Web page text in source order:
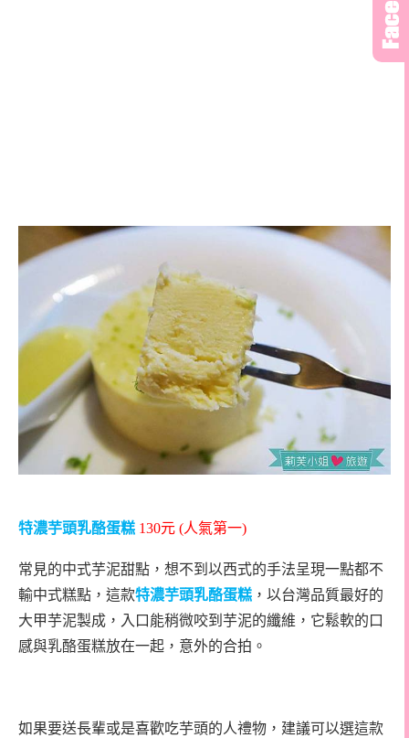
特濃芋頭乳酪蛋糕 130元 (人氣第一)
常見的中式芋泥甜點，想不到以西式的手法呈現一點都不
輸中式糕點，這款特濃芋頭乳酪蛋糕 ，以台灣品質最好的
大甲芋泥製成，入口能稍微咬到芋泥的纖維，它鬆軟的口
感與乳酪蛋糕放在一起，意外的合拍。
如果要送長輩或是喜歡吃芋頭的人禮物，建議可以選這款